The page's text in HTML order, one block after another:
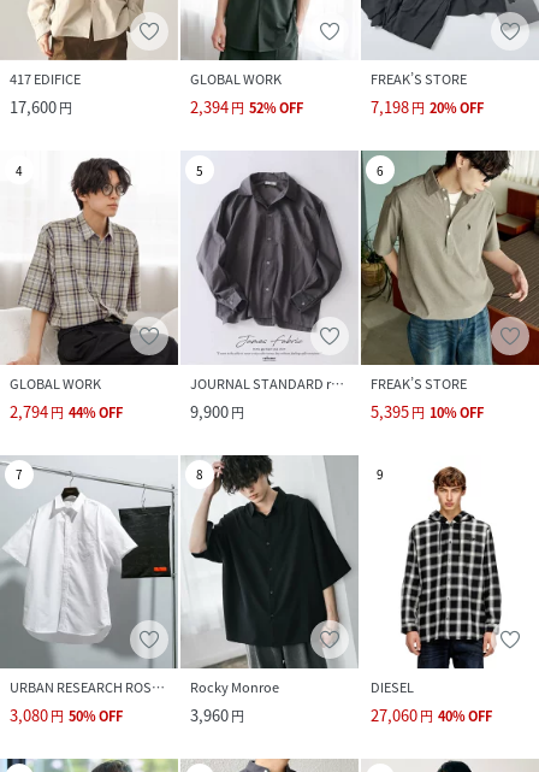
417 EDIFICE
17,600円
GLOBAL WORK
2,394円 52%OFF
FREAK’S STORE
7,198円 20%OFF
4
GLOBAL WORK
2,794円 44%OFF
5
JOURNAL STANDARD relume
9,900円
6
FREAK’S STORE
5,395円 10%OFF
7
URBAN RESEARCH ROSSO
3,080円 50%OFF
8
Rocky Monroe
3,960円
9
DIESEL
27,060円 40%OFF